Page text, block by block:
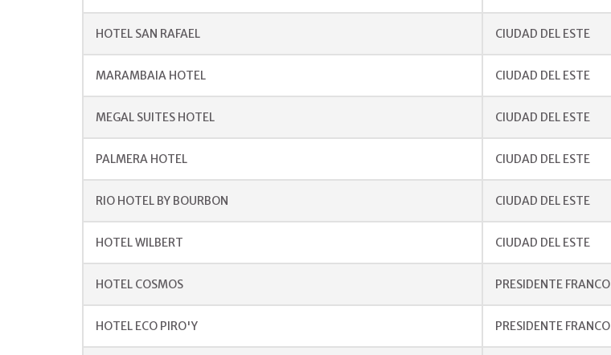
HOTEL SAN RAFAEL CIUDAD DEL ESTE
MARAMBAIA HOTEL CIUDAD DEL ESTE
MEGAL SUITES HOTEL CIUDAD DEL ESTE
PALMERA HOTEL CIUDAD DEL ESTE
RIO HOTEL BY BOURBON CIUDAD DEL ESTE
HOTEL WILBERT CIUDAD DEL ESTE
HOTEL COSMOS PRESIDENTE FRANCO
HOTEL ECO PIRO'Y PRESIDENTE FRANCO